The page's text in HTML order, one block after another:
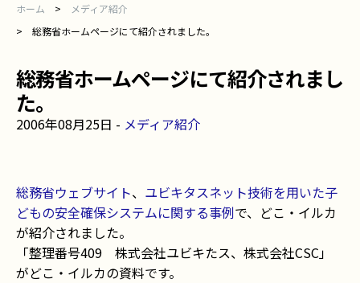
ホーム
メディア紹介
総務省ホームページにて紹介されました。
総務省ホームページにて紹介されまし
た。
2006年08月25日 - メディア紹介
総務省ウェブサイト、 ユビキタスネット技術を用いた子
どもの安全確保システムに関する事例で、どこ・イルカ
が紹介されました。
「整理番号409 株式会社ユビキたス、株式会社CSC」
がどこ・イルカの資料です。